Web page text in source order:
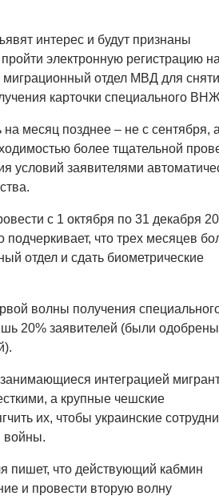
интерес и будут признаны
электронную регистрацию на
отдел МВД для
карточки специального
на месяц позднее – не с сентября,
более тщательной
условий заявителями
с 1 октября по 31 декабря
подчеркивает, что трех месяцев
отдел и сдать биометрические
волны получения
20% заявителей (были одобрены
интеграцией
а крупные чешские
их, чтобы украинские
войны.
пишет, что действующий кабмин
и провести вторую волну